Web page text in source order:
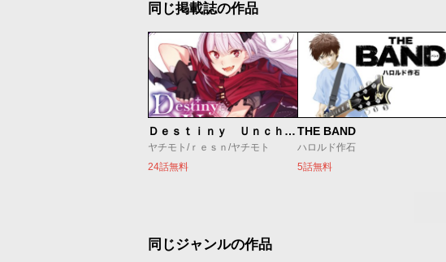
同じ掲載誌の作品
Ｄｅｓｔｉｎｙ Ｕｎｃｈａｉｎ Ｏｎｌｉｎｅ 吸血鬼少女となって、やがて『赤の魔王』と呼ばれるようになりました
ヤチモト/ｒｅｓｎ/ヤチモト
24話無料
THE BAND
ハロルド作石
5話無料
同じジャンルの作品